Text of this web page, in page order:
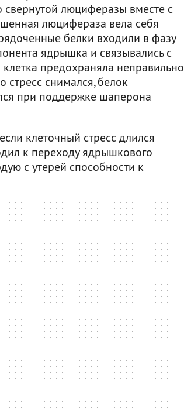
свернутой люциферазы вместе с
люцифераза вела себя
белки входили в фазу
ядрышка и связывались с
предохраняла неправильно
стресс снимался, белок
при поддержке шаперона
клеточный стресс длился
к переходу ядрышкового
с утерей способности к